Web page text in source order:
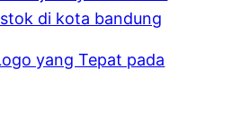
yang Tepat pada